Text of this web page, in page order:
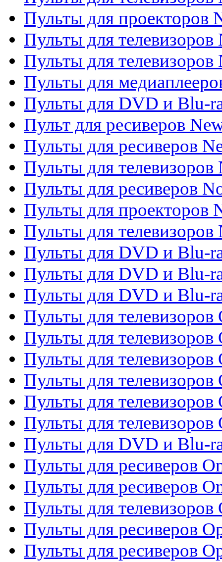
Пульты для проекторов
Пульты для телевизоров
Пульты для телевизоров
Пульты для
Пульты для DVD и Blu-
Пульт для ресиверов
Пульты для ресиверов
Пульты для телевизоров
Пульты для ресиверов
Пульты для проекторов
Пульты для телевизоров
Пульты для DVD и Blu-
Пульты для DVD и Blu-
Пульты для DVD и Blu-
Пульты для телевизоров
Пульты для телевизоров
Пульты для телевизоров
Пульты для телевизоров
Пульты для телевизоров
Пульты для телевизоров
Пульты для DVD и Blu-
Пульты для ресиверов
Пульты для ресиверов
Пульты для телевизоров
Пульты для ресиверов
Пульты для ресиверов